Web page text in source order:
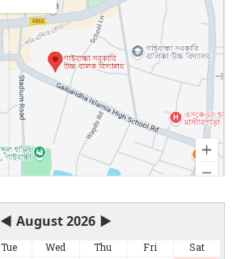
◀ August 2026 ▶
Tue Wed Thu Fri
Sat